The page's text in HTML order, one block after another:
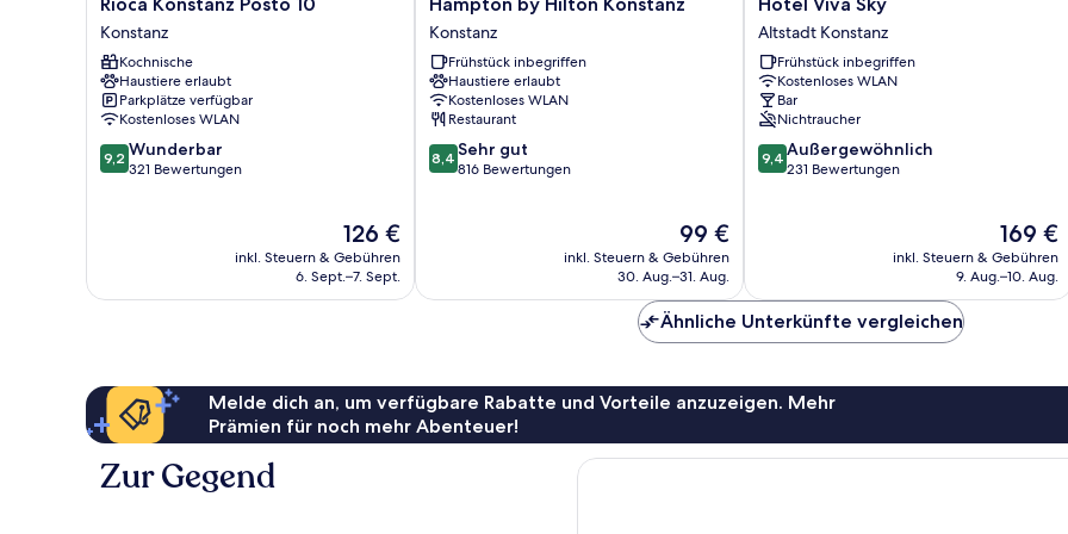
Konstanz
Posto
10
Konstanz
Konstanz
Kochnische
Haustiere erlaubt
Parkplätze verfügbar
Kostenloses WLAN
9.2
von
9,2 Wunderbar
321 Bewertungen
Der
Preis
beträgt
126 €
inkl. Steuern & Gebühren
6. Sept.–7. Sept.
by
Hilton
Konstanz
Konstanz
Konstanz
Frühstück inbegriffen
Haustiere erlaubt
Kostenloses WLAN
Restaurant
8.4
von
8,4 Sehr gut
816 Bewertungen
Der
Preis
beträgt
99 €
inkl. Steuern & Gebühren
30. Aug.–31. Aug.
Viva
Sky
Altstadt
Konstanz
Altstadt Konstanz
Frühstück inbegriffen
Kostenloses WLAN
Bar
Nichtraucher
9.4
von
9,4 Außergewöhnlich
231 Bewertungen
Der
Preis
beträgt
169 €
inkl. Steuern & Gebühren
9. Aug.–10. Aug.
Ähnliche Unterkünfte vergleichen
Melde dich an, um verfügbare Rabatte und Vorteile anzuzeigen. Mehr
Prämien für noch mehr Abenteuer!
Zur Gegend